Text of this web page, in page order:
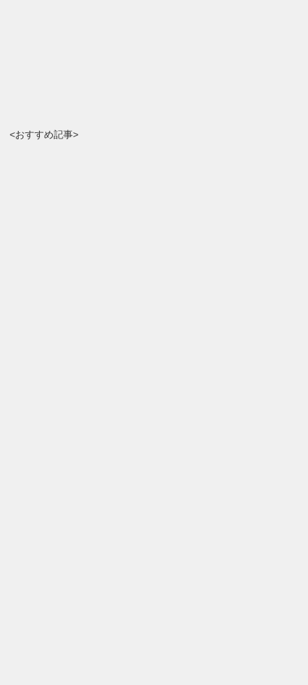
<おすすめ記事>